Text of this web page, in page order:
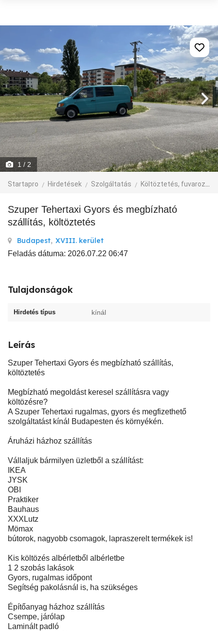
1 / 2
Startapro Hirdetések Szolgáltatás Költöztetés, fuvarozás, járműbérlés
Szuper Tehertaxi Gyors és megbízható
szállítás, költöztetés
Budapest, XVIII. kerület
Feladás dátuma: 2026.07.22 06:47
Tulajdonságok
Hirdetés típus kínál
Leírás
Szuper Tehertaxi Gyors és megbízható szállítás,
költöztetés
Megbízható megoldást keresel szállításra vagy
költözésre?
A Szuper Tehertaxi rugalmas, gyors és megfizethető
szolgáltatást kínál Budapesten és környékén.
Áruházi házhoz szállítás
Vállaljuk bármilyen üzletből a szállítást:
IKEA
JYSK
OBI
Praktiker
Bauhaus
XXXLutz
Mömax
bútorok, nagyobb csomagok, lapraszerelt termékek is!
Kis költözés albérletből albérletbe
1 2 szobás lakások
Gyors, rugalmas időpont
Segítség pakolásnál is, ha szükséges
Építőanyag házhoz szállítás
Csempe, járólap
Laminált padló